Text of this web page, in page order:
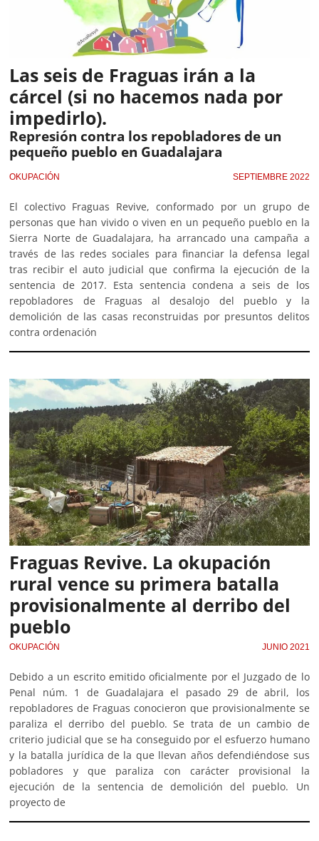
Las seis de Fraguas irán a la
cárcel (si no hacemos nada por
impedirlo).
Represión contra los repobladores de un
pequeño pueblo en Guadalajara
OKUPACIÓN SEPTIEMBRE 2022
El colectivo Fraguas Revive, conformado por un grupo de
personas que han vivido o viven en un pequeño pueblo en la
Sierra Norte de Guadalajara, ha arrancado una campaña a
través de las redes sociales para financiar la defensa legal
tras recibir el auto judicial que confirma la ejecución de la
sentencia de 2017. Esta sentencia condena a seis de los
repobladores de Fraguas al desalojo del pueblo y la
demolición de las casas reconstruidas por presuntos delitos
contra ordenación
Fraguas Revive. La okupación
rural vence su primera batalla
provisionalmente al derribo del
pueblo
OKUPACIÓN JUNIO 2021
Debido a un escrito emitido oficialmente por el Juzgado de lo
Penal núm. 1 de Guadalajara el pasado 29 de abril, los
repobladores de Fraguas conocieron que provisionalmente se
paraliza el derribo del pueblo. Se trata de un cambio de
criterio judicial que se ha conseguido por el esfuerzo humano
y la batalla jurídica de la que llevan años defendiéndose sus
pobladores y que paraliza con carácter provisional la
ejecución de la sentencia de demolición del pueblo. Un
proyecto de